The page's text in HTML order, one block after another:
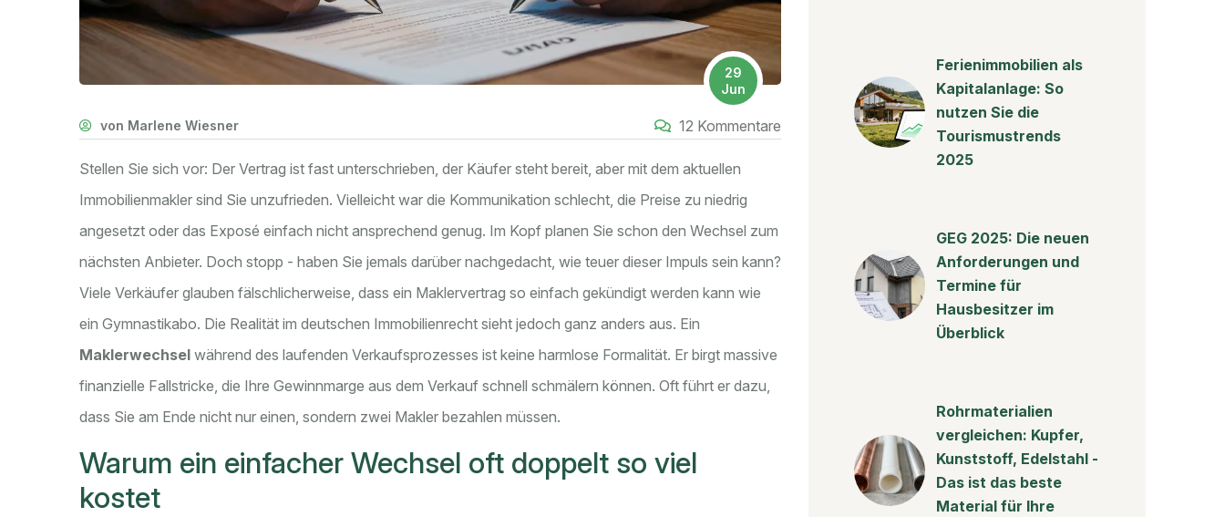
29
Jun
von Marlene Wiesner 12 Kommentare
Stellen Sie sich vor: Der Vertrag ist fast unterschrieben, der Käufer steht bereit, aber mit dem aktuellen
Immobilienmakler sind Sie unzufrieden. Vielleicht war die Kommunikation schlecht, die Preise zu niedrig
angesetzt oder das Exposé einfach nicht ansprechend genug. Im Kopf planen Sie schon den Wechsel zum
nächsten Anbieter. Doch stopp - haben Sie jemals darüber nachgedacht, wie teuer dieser Impuls sein kann?
Viele Verkäufer glauben fälschlicherweise, dass ein Maklervertrag so einfach gekündigt werden kann wie
ein Gymnastikabo. Die Realität im deutschen Immobilienrecht sieht jedoch ganz anders aus. Ein
Maklerwechsel während des laufenden Verkaufsprozesses ist keine harmlose Formalität. Er birgt massive
finanzielle Fallstricke, die Ihre Gewinnmarge aus dem Verkauf schnell schmälern können. Oft führt er dazu,
dass Sie am Ende nicht nur einen, sondern zwei Makler bezahlen müssen.
Warum ein einfacher Wechsel oft doppelt so viel
kostet
Ferienimmobilien als
Kapitalanlage: So
nutzen Sie die
Tourismustrends
2025
GEG 2025: Die neuen
Anforderungen und
Termine für
Hausbesitzer im
Überblick
Rohrmaterialien
vergleichen: Kupfer,
Kunststoff, Edelstahl -
Das ist das beste
Material für Ihre